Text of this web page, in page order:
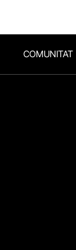
COMUNITAT